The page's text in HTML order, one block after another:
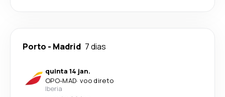
Porto - Madrid 7 dias
quinta 14 jan.
OPO-MAD· voo direto
Iberia